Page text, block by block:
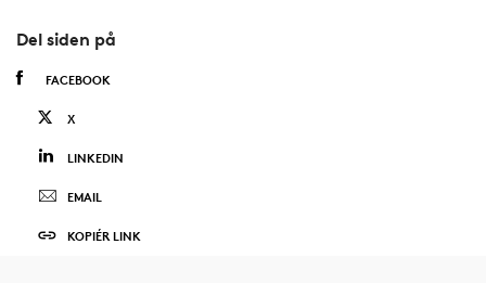
Del siden på
FACEBOOK
X
LINKEDIN
EMAIL
KOPIÉR LINK